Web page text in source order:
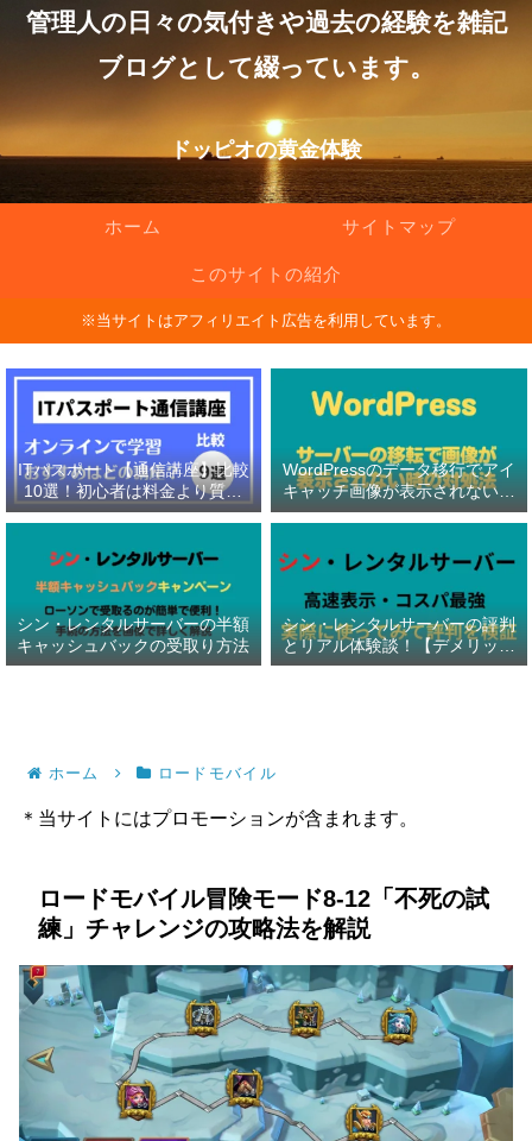
管理人の日々の気付きや過去の経験を雑記
ブログとして綴っています。
ドッピオの黄金体験
ホーム サイトマップ
このサイトの紹介
※当サイトはアフィリエイト広告を利用しています。
ITパスポート【通信講座】比較
10選！初心者は料金より質問
対応の有無を重視！
WordPressのデータ移行でアイ
キャッチ画像が表示されない原
因と対処法
シン・レンタルサーバーの半額
キャッシュバックの受取り方法
シン・レンタルサーバーの評判
とリアル体験談！【デメリット
暴露】
ホーム ロードモバイル
＊当サイトにはプロモーションが含まれます。
ロードモバイル冒険モード8-12「不死の試
練」チャレンジの攻略法を解説